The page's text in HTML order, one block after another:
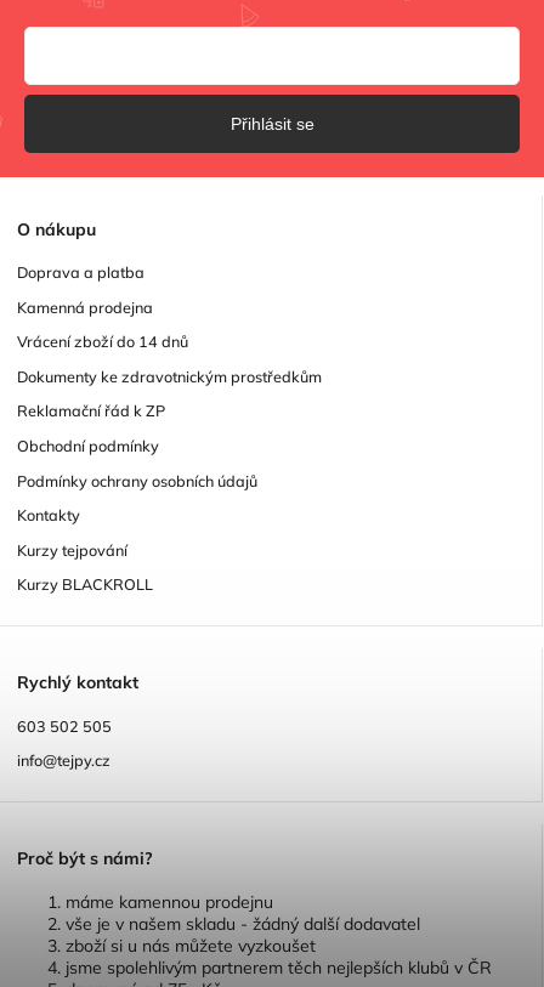
O nákupu
Doprava a platba
Kamenná prodejna
Vrácení zboží do 14 dnů
Dokumenty ke zdravotnickým prostředkům
Reklamační řád k ZP
Obchodní podmínky
Podmínky ochrany osobních údajů
Kontakty
Kurzy tejpování
Kurzy BLACKROLL
Rychlý kontakt
603 502 505
info@tejpy.cz
Proč být s námi?
máme kamennou prodejnu
vše je v našem skladu - žádný další dodavatel
zboží si u nás můžete vyzkoušet
jsme spolehlivým partnerem těch nejlepších klubů v ČR
Přihlásit se